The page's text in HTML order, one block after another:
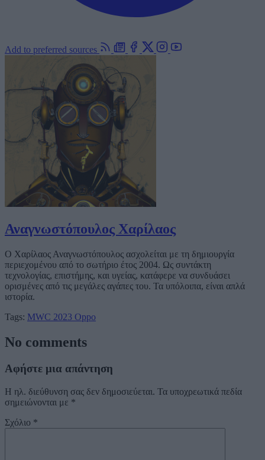
Add to preferred sources
Αναγνωστόπουλος Χαρίλαος
Ο Χαρίλαος Αναγνωστόπουλος ασχολείται με τη δημιουργία
περιεχομένου από το σωτήριο έτος 2004. Ως συντάκτη
τεχνολογίας, επιστήμης, και υγείας, κατάφερε να συνδυάσει
ορισμένες από τις μεγάλες αγάπες του. Τα υπόλοιπα, είναι απλά
ιστορία.
Tags: MWC 2023 Oppo
No comments
Αφήστε μια απάντηση
Η ηλ. διεύθυνση σας δεν δημοσιεύεται. Τα υποχρεωτικά πεδία
σημειώνονται με *
Σχόλιο *